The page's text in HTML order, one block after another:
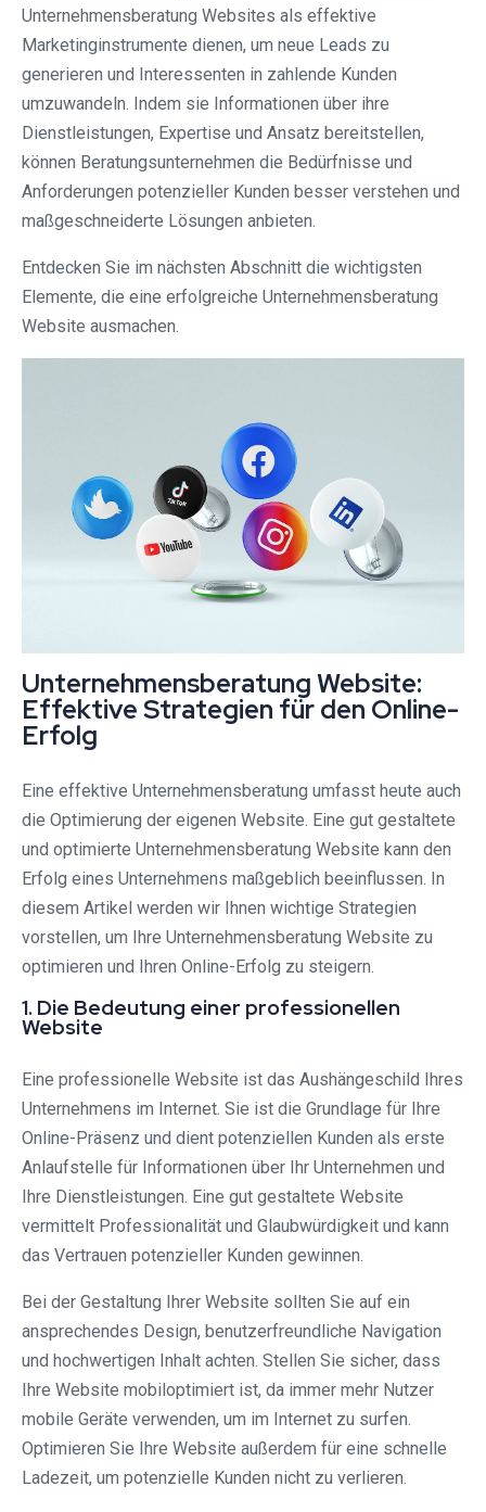
Unternehmensberatung Websites als effektive
Marketinginstrumente dienen, um neue Leads zu
generieren und Interessenten in zahlende Kunden
umzuwandeln. Indem sie Informationen über ihre
Dienstleistungen, Expertise und Ansatz bereitstellen,
können Beratungsunternehmen die Bedürfnisse und
Anforderungen potenzieller Kunden besser verstehen und
maßgeschneiderte Lösungen anbieten.
Entdecken Sie im nächsten Abschnitt die wichtigsten
Elemente, die eine erfolgreiche Unternehmensberatung
Website ausmachen.
Unternehmensberatung Website:
Effektive Strategien für den Online-
Erfolg
Eine effektive Unternehmensberatung umfasst heute auch
die Optimierung der eigenen Website. Eine gut gestaltete
und optimierte Unternehmensberatung Website kann den
Erfolg eines Unternehmens maßgeblich beeinflussen. In
diesem Artikel werden wir Ihnen wichtige Strategien
vorstellen, um Ihre Unternehmensberatung Website zu
optimieren und Ihren Online-Erfolg zu steigern.
1. Die Bedeutung einer professionellen
Website
Eine professionelle Website ist das Aushängeschild Ihres
Unternehmens im Internet. Sie ist die Grundlage für Ihre
Online-Präsenz und dient potenziellen Kunden als erste
Anlaufstelle für Informationen über Ihr Unternehmen und
Ihre Dienstleistungen. Eine gut gestaltete Website
vermittelt Professionalität und Glaubwürdigkeit und kann
das Vertrauen potenzieller Kunden gewinnen.
Bei der Gestaltung Ihrer Website sollten Sie auf ein
ansprechendes Design, benutzerfreundliche Navigation
und hochwertigen Inhalt achten. Stellen Sie sicher, dass
Ihre Website mobiloptimiert ist, da immer mehr Nutzer
mobile Geräte verwenden, um im Internet zu surfen.
Optimieren Sie Ihre Website außerdem für eine schnelle
Ladezeit, um potenzielle Kunden nicht zu verlieren.